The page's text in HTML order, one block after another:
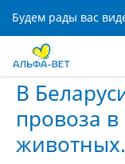
Главная
В
провоза
животных.